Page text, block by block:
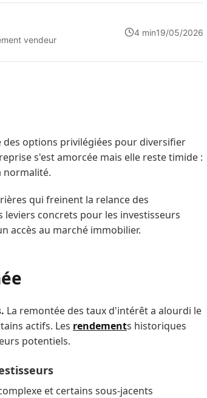
vendeur
4 min19/05/2026
des options privilégiées pour diversifier
s'est amorcée mais elle reste timide :
normalité.
qui freinent la relance des
concrets pour les investisseurs
accès au marché immobilier.
La remontée des taux d'intérêt a alourdi le
actifs. Les rendements historiques
potentiels.
et certains sous-jacents